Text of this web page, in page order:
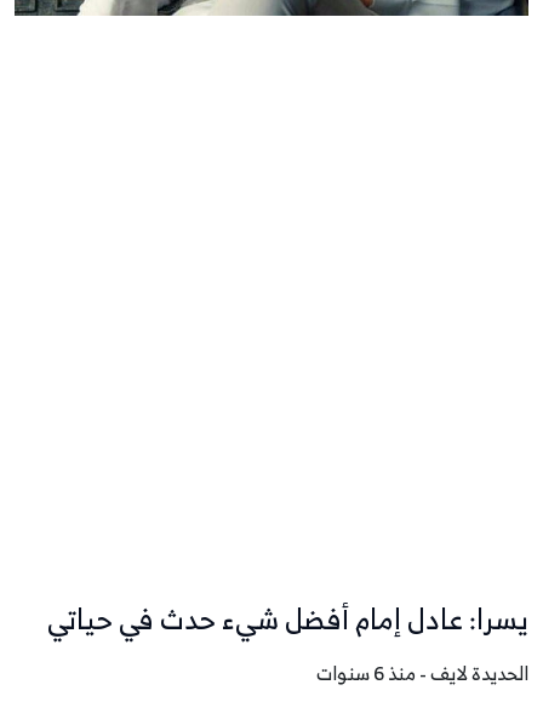
يسرا: عادل إمام أفضل شيء حدث في حياتي
الحديدة لايف - منذ 6 سنوات